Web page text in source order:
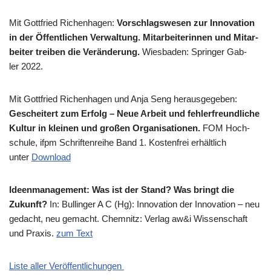
Mit Gott­fried Richen­ha­gen: Vor­schlags­we­sen zur Inno­va­ti­on
in der Öffent­li­chen Ver­wal­tung. Mit­ar­bei­te­rin­nen und Mit­ar­
bei­ter trei­ben die Ver­än­de­rung. Wies­ba­den: Sprin­ger Gab­
ler 2022.
Mit Gott­fried Richen­ha­gen und Anja Seng her­aus­ge­ge­ben:
Geschei­tert zum Erfolg – Neue Arbeit und feh­ler­freund­li­che
Kul­tur in klei­nen und gro­ßen Orga­ni­sa­tio­nen. FOM Hoch­
schu­le, ifpm Schrif­ten­rei­he Band 1. Kosten­frei erhält­lich
unter Down­load
Ideen­ma­nage­ment: Was ist der Stand? Was bringt die
Zukunft? In: Bul­lin­ger A C (Hg): Inno­va­ti­on der Inno­va­ti­on – neu
gedacht, neu gemacht. Chem­nitz: Ver­lag aw&i Wis­sen­schaft
und Pra­xis. zum Text
Liste aller Veröffentlichungen